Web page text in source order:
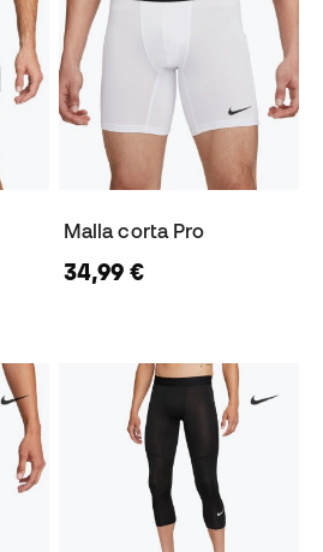
Malla corta Pro
34,99 €